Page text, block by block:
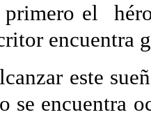
primero el
encuentra
este
se encuentra